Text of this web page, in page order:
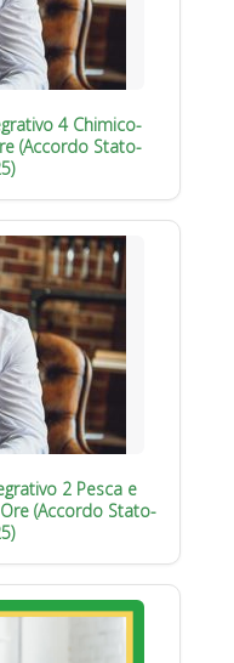
4 Chimico-
(Accordo Stato-
2 Pesca e
(Accordo Stato-